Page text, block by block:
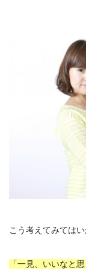
こう考えてみては
「一見、いいなと